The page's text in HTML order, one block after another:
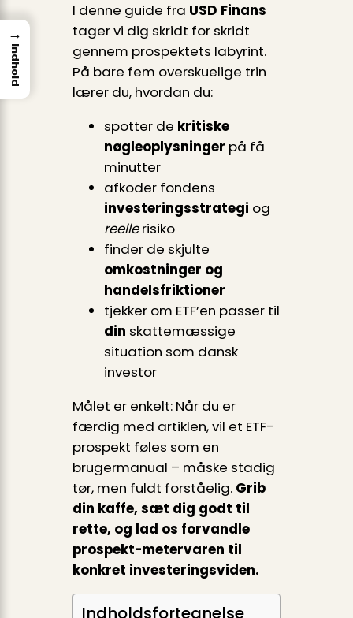
I denne guide fra USD Finans
tager vi dig skridt for skridt
gennem prospektets labyrint.
På bare fem overskuelige trin
lærer du, hvordan du:
spotter de kritiske
nøgleoplysninger på få
minutter
afkoder fondens
investeringsstrategi og
reellerisiko
finder de skjulte
omkostninger og
handelsfriktioner
tjekker om ETF’en passer til
din skattemæssige
situation som dansk
investor
Målet er enkelt: Når du er
færdig med artiklen, vil et ETF-
prospekt føles som en
brugermanual – måske stadig
tør, men fuldt forståelig. Grib
din kaffe, sæt dig godt til
rette, og lad os forvandle
prospekt-metervaren til
konkret investeringsviden.
Indholdsfortegnelse
→
Indhold